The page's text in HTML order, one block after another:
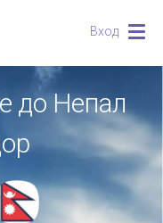
Вход
до Непал